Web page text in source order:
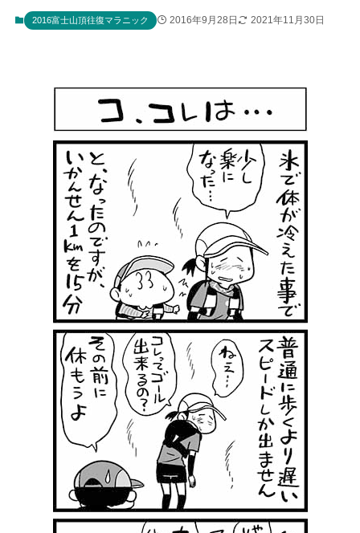
2016富士山頂往復マラニック 2016年9月28日 2021年11月30日